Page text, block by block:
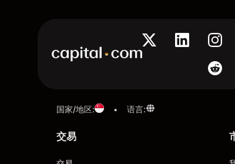
国家/地区: • 语言:
交易